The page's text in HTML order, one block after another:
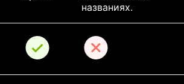
названиях.